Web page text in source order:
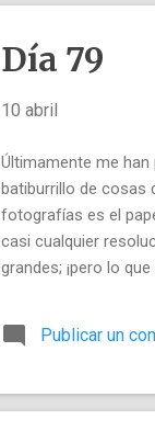
Día 79
10 abril
Últimamente me
batiburrillo de cosas
fotografías es el
casi cualquier
grandes; ¡pero lo
yo mismo he hecho
digo desde ya que
Publicar un